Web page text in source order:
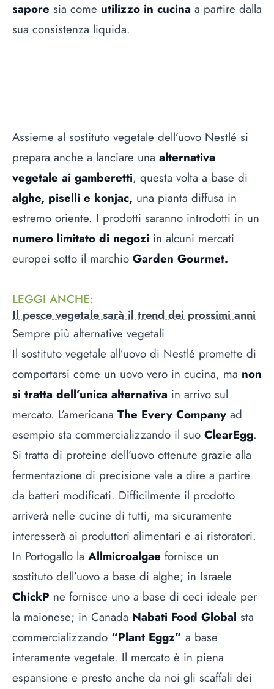
sapore sia come utilizzo in cucina a partire dalla
sua consistenza liquida.
Assieme al sostituto vegetale dell’uovo Nestlé si
prepara anche a lanciare una alternativa
vegetale ai gamberetti, questa volta a base di
alghe, piselli e konjac, una pianta diffusa in
estremo oriente. I prodotti saranno introdotti in un
numero limitato di negozi in alcuni mercati
europei sotto il marchio Garden Gourmet.
LEGGI ANCHE:
Il pesce vegetale sarà il trend dei prossimi anni
Sempre più alternative vegetali
Il sostituto vegetale all’uovo di Nestlé promette di
comportarsi come un uovo vero in cucina, ma non
si tratta dell’unica alternativa in arrivo sul
mercato. L’americana The Every Company ad
esempio sta commercializzando il suo ClearEgg.
Si tratta di proteine dell’uovo ottenute grazie alla
fermentazione di precisione vale a dire a partire
da batteri modificati. Difficilmente il prodotto
arriverà nelle cucine di tutti, ma sicuramente
interesserà ai produttori alimentari e ai ristoratori.
In Portogallo la Allmicroalgae fornisce un
sostituto dell’uovo a base di alghe; in Israele
ChickP ne fornisce uno a base di ceci ideale per
la maionese; in Canada Nabati Food Global sta
commercializzando “Plant Eggz” a base
interamente vegetale. Il mercato è in piena
espansione e presto anche da noi gli scaffali dei